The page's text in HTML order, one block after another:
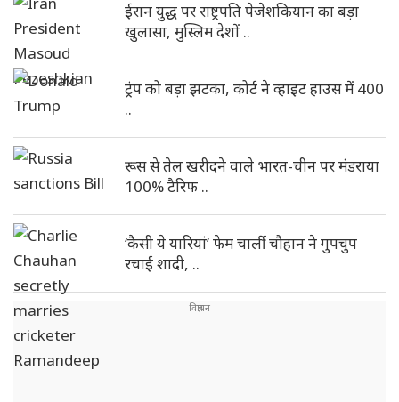
ईरान युद्ध पर राष्ट्रपति पेजेशकियान का बड़ा
खुलासा, मुस्लिम देशों ..
ट्रंप को बड़ा झटका, कोर्ट ने व्हाइट हाउस में 400
..
रूस से तेल खरीदने वाले भारत-चीन पर मंडराया
100% टैरिफ ..
‘कैसी ये यारियां’ फेम चार्ली चौहान ने गुपचुप
रचाई शादी, ..